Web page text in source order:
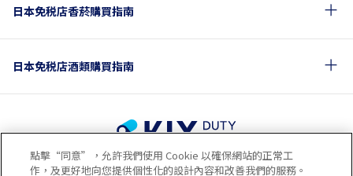
日本免税店香菸購買指南
日本免税店酒類購買指南
使用條款 隱私政策 Cookie政策
點擊“同意”，允許我們使用 Cookie 以確保網站的正常工
作，及更好地向您提供個性化的設計內容和改善我們的服務。